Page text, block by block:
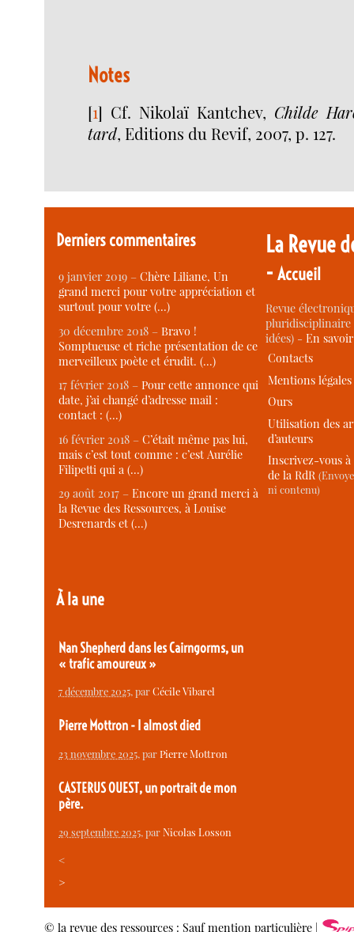
Notes
[1] Cf. Nikolaï Kantchev, Childe
tard, Editions du Revif, 2007, p. 127.
Derniers commentaires
9 janvier 2019 –Chère Liliane, Un
grand merci pour votre appréciation et
surtout pour votre (…)
30 décembre 2018 –Bravo !
Somptueuse et riche présentation de ce
merveilleux poète et érudit. (…)
17 février 2018 –Pour cette annonce qui
date, j’ai changé d’adresse mail :
contact : (…)
16 février 2018 –C’était même pas lui,
mais c’est tout comme : c’est Aurélie
Filipetti qui a (…)
29 août 2017 –Encore un grand merci à
la Revue des Ressources, à Louise
Desrenards et (…)
À la une
Nan Shepherd dans les Cairngorms, un
« trafic amoureux »
7 décembre 2025, parCécile Vibarel
Pierre Mottron - I almost died
23 novembre 2025, parPierre Mottron
CASTERUS OUEST, un portrait de mon
père.
29 septembre 2025, parNicolas Losson
<
>
La Revue
-Accueil
Revue
idées) -En
Contacts
Mentions légales
Ours
Utilisation des
d’auteurs
Inscrivez-vous
de la RdR
ni contenu)
© la revue des ressources : Sauf mention particulière |